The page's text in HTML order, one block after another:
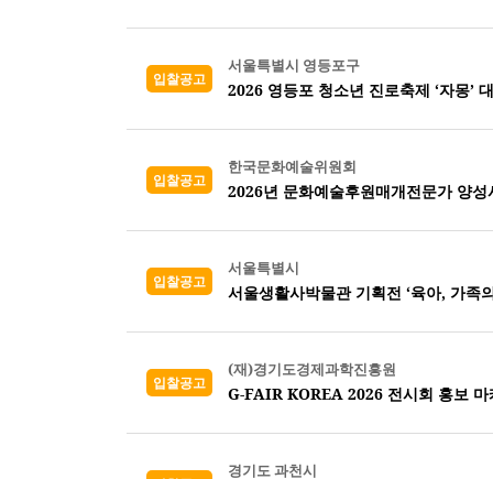
입찰공고
서울특별시 영등포구
2026 영등포 청소년 진로축제 ‘자몽’
입찰공고
한국문화예술위원회
2026년 문화예술후원매개전문가 양성
입찰공고
서울특별시
서울생활사박물관 기획전 ‘육아, 가족
입찰공고
(재)경기도경제과학진흥원
G-FAIR KOREA 2026 전시회 홍보 마
경기도 과천시